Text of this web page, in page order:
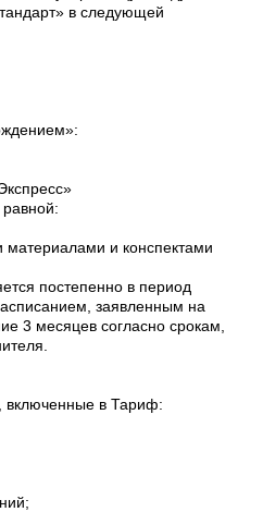
в следующей
равной:
и конспектами
постепенно в период
заявленным на
3 месяцев согласно срокам,
включенные в Тариф: